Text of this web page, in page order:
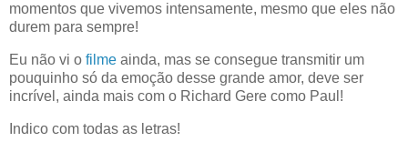
momentos que vivemos intensamente, mesmo que eles não
durem para sempre!
Eu não vi o filme ainda, mas se consegue transmitir um
pouquinho só da emoção desse grande amor, deve ser
incrível, ainda mais com o Richard Gere como Paul!
Indico com todas as letras!